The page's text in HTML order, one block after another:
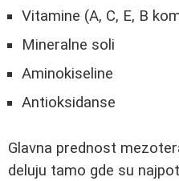
Vitamine (A, C, E, B
Mineralne soli
Aminokiseline
Antioksidanse
Glavna prednost
deluju tamo gde su